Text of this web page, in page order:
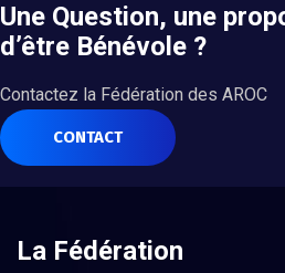
Une Question, une
d’être Bénévole ?
Contactez la Fédération des AROC
CONTACT
La Fédération